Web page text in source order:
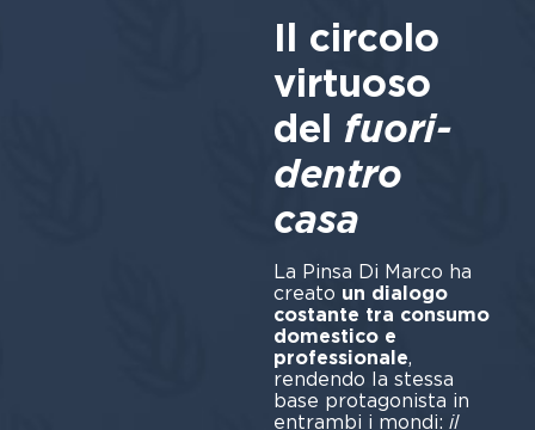
Il circolo
virtuoso
del fuori-
dentro
casa
La Pinsa Di Marco ha
creato un dialogo
costante tra consumo
domestico e
professionale,
rendendo la stessa
base protagonista in
entrambi i mondi: il